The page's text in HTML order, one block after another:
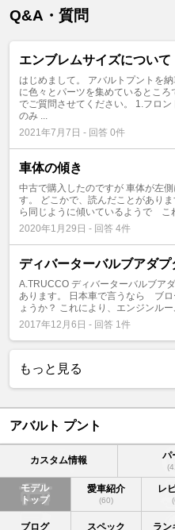
Q&A・質問
エンブレムサイズについて
はじめまして。 アバルトプントを
に色々とパーツを集めているとこ
でご質問させてください。 1.フロ
のみ ...
2021年7月7日 - 回答 0件
車体の傾き
中古で購入したのですが 車体が左
す。 どこかで、読んだことがあ
ら同じように傾いているようで こ
2020年1月29日 - 回答 4件
ディバーターバルブアダプ
A.TRUCCO ディバーターバルブア
あります。 日本車で言うなら ブ
ょうか？ これにより、エンジンル
2017年12月6日 - 回答 1件
もっと見る
アバルト プント
カスタム情報 パ
モデル
トップ
愛車紹介
(60)
レ
ブログ スペック ラン